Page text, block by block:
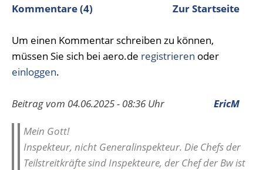
Kommentare (4) Zur Startseite
Um einen Kommentar schreiben zu können,
müssen Sie sich bei aero.de registrieren oder
einloggen.
Beitrag vom 04.06.2025 - 08:36 Uhr EricM
Mein Gott!
Inspekteur, nicht Generalinspekteur. Die Chefs der
Teilstreitkräfte sind Inspekteure, der Chef der Bw ist